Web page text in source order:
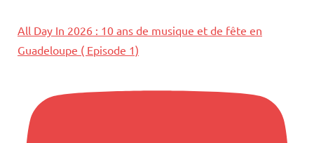
All Day In 2026 : 10 ans de musique et de fête en
Guadeloupe ( Episode 1)